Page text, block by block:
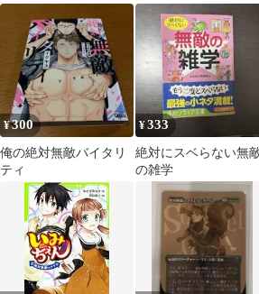
ス版 日1
¥300
俺の絶対無敵バイタリ
ティ
¥333
絶対にスベらない無
の雑学